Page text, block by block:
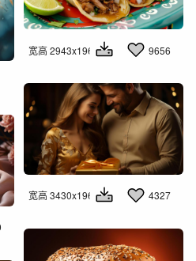
宽高 2943x1960 9656
宽高 3430x1960 4327